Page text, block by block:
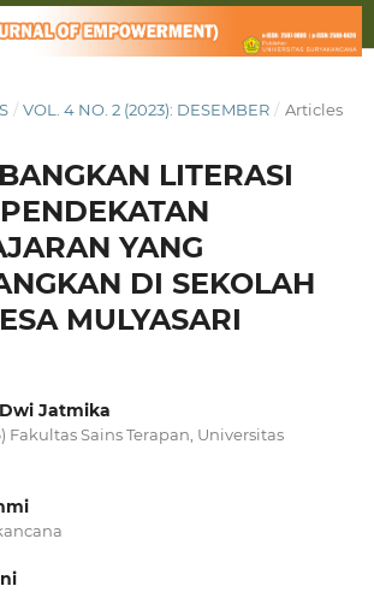
/ VOL. 4 NO. 2 (2023): DESEMBER / Articles
LITERASI
YANG
DI SEKOLAH
MULYASARI
Jatmika
Fakultas Sains Terapan, Universitas